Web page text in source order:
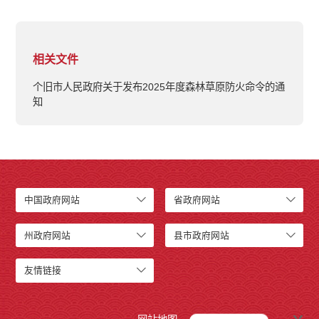
相关文件
个旧市人民政府关于发布2025年度森林草原防火命令的通
知
中国政府网站 省政府网站
州政府网站 县市政府网站
友情链接